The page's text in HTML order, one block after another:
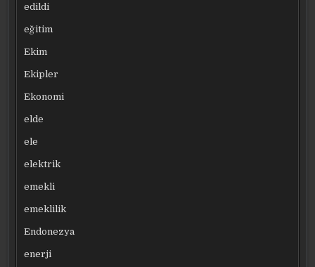
edildi
eğitim
Ekim
Ekipler
Ekonomi
elde
ele
elektrik
emekli
emeklilik
Endonezya
enerji